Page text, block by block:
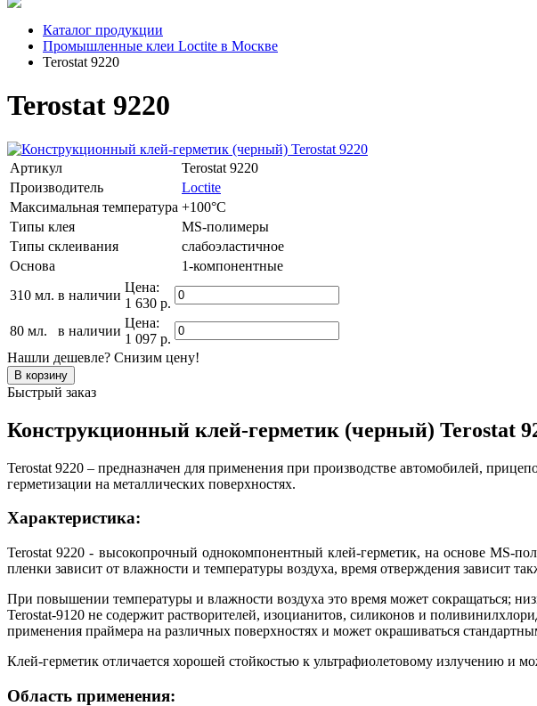
Каталог продукции
Промышленные клеи Loctite в Москве
Terostat 9220
Terostat 9220
Артикул
Terostat 9220
Производитель
Loctite
Максимальная температура +100°C
Типы клея
MS-полимеры
Типы склеивания
слабоэластичное
Основа
1-компонентные
310 мл. в наличии
Цена:
1 630 р.
80 мл.
в наличии
Цена:
1 097 р.
Нашли дешевле? Снизим цену!
Быстрый заказ
Конструкционный клей-герметик (черный) Terostat
Terostat 9220 – предназначен для применения при производстве автомобилей,
герметизации на металлических поверхностях.
Характеристика:
Terostat 9220 - высокопрочный однокомпонентный клей-герметик, на основе MS-
пленки зависит от влажности и температуры воздуха, время отверждения зависит
При повышении температуры и влажности воздуха это время может сокращаться;
Terostat-9120 не содержит растворителей, изоцианитов, силиконов и
применения праймера на различных поверхностях и может окрашиваться
Клей-герметик отличается хорошей стойкостью к ультрафиолетовому излучению и
Область применения: